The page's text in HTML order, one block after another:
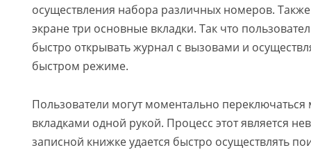
осуществления набора различных номеров.
экране три основные вкладки. Так что
быстро открывать журнал с вызовами и
быстром режиме.
Пользователи могут моментально
вкладками одной рукой. Процесс этот является
записной книжке удается быстро осуществлять